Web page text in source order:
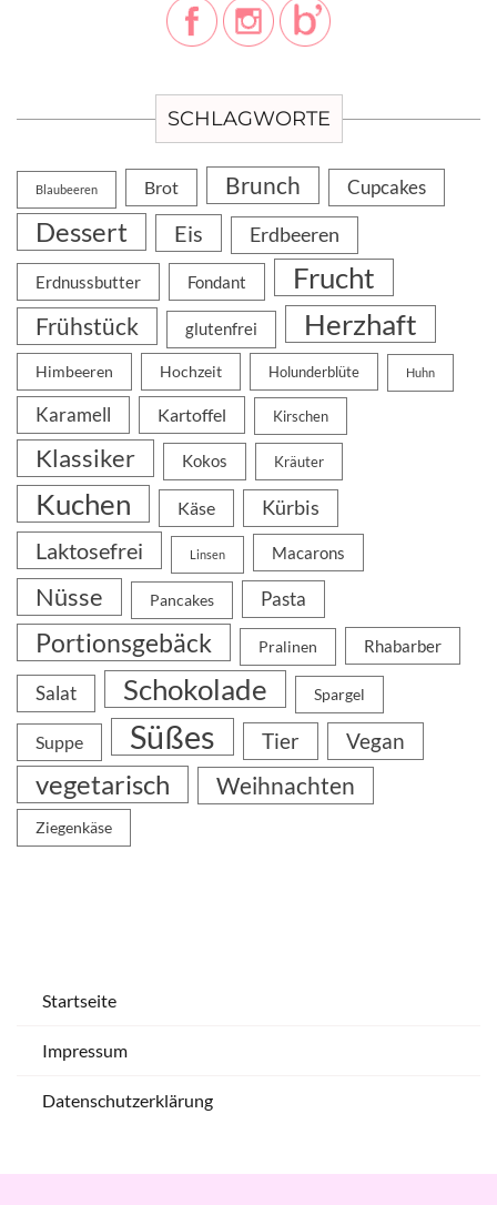
SCHLAGWORTE
Blaubeeren Brot Brunch Cupcakes
Dessert Eis Erdbeeren
Erdnussbutter Fondant Frucht
Frühstück glutenfrei Herzhaft
Himbeeren Hochzeit Holunderblüte Huhn
Karamell Kartoffel Kirschen
Klassiker Kokos Kräuter
Kuchen Käse Kürbis
Laktosefrei Linsen Macarons
Nüsse Pancakes Pasta
Portionsgebäck Pralinen Rhabarber
Salat Schokolade Spargel
Suppe Süßes Tier Vegan
vegetarisch Weihnachten
Ziegenkäse
Startseite
Impressum
Datenschutzerklärung